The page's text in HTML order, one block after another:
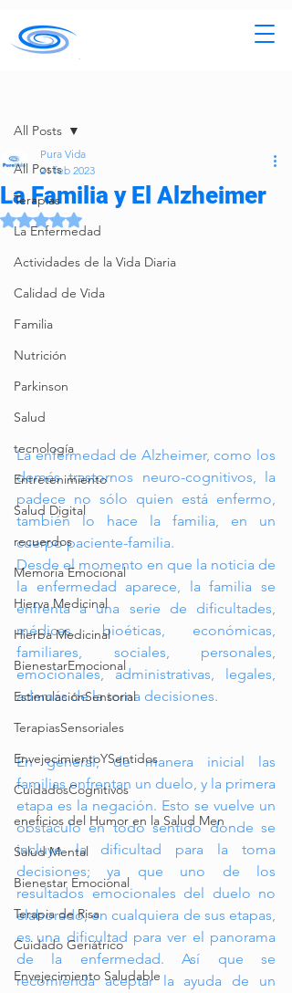
All Posts
Terapias
La Enfermedad
Actividades de la Vida Diaria
Calidad de Vida
Familia
Nutrición
Parkinson
Salud
tecnología
Entretenimiento
Salud Digital
recuerdos
Memoria Emocional
Hierva Medicinal
Hierba Medicinal
BienestarEmocional
EstimulaciónSensorial
TerapiasSensoriales
EnvejecimientoYSentidos
CuidadosCognitivos
eneficios del Humor en la Salud Men
Salud Mental
Bienestar Emocional
Terapia de Risa
Cuidado Geriátrico
Envejecimiento Saludable
All Posts
La Familia y El Alzheimer
Pura Vida
21 feb 2023
Obtuvo NaN de 5 estrellas.
La enfermedad de Alzheimer, como los
demás trastornos neuro-cognitivos, la
padece no sólo quien está enfermo,
también lo hace la familia, en un
cuerpo paciente-familia.
Desde el momento en que la noticia de
la enfermedad aparece, la familia se
enfrenta a una serie de dificultades,
médicas, bioéticas, económicas,
familiares, sociales, personales,
emocionales, administrativas, legales,
además de la toma decisiones.
En general, de manera inicial las
familias enfrentan un duelo, y la primera
etapa es la negación. Esto se vuelve un
obstáculo en todo sentido donde se
incluye la dificultad para la toma
decisiones; ya que uno de los
resultados emocionales del duelo no
elaborado, en cualquiera de sus etapas,
es una dificultad para ver el panorama
de la enfermedad. Así que se
recomienda aceptar la ayuda de un